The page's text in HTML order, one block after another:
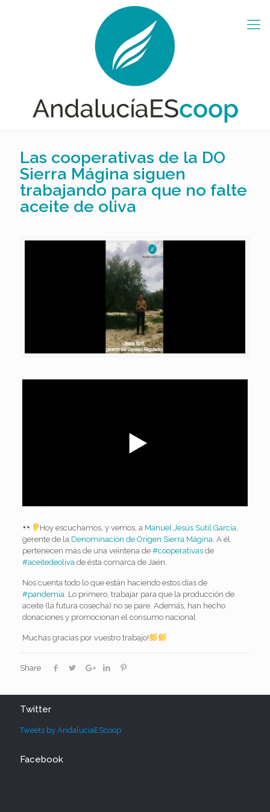
Las cooperativas de la DO
Sierra Mágina siguen
trabajando para que no falte
aceite de oliva
Hoy escuchamos, y vemos, a Manuel Jesús Sutil García
gerente de la Denominación de Origen Sierra Mágina . A él
pertenecen más de una veintena de #cooperativasde
#aceitedeoliva de ésta comarca de Jaén.
Nos cuenta todo lo que están haciendo estos días de
#pandemia . Lo primero, trabajar para que la producción de
aceite (la futura cosecha) no se pare. Además, han hecho
donaciones y promocionan el consumo nacional
Muchas gracias por vuestro trabajo!
Share
Twitter
Tweets by AndaluciaEScoop
Facebook